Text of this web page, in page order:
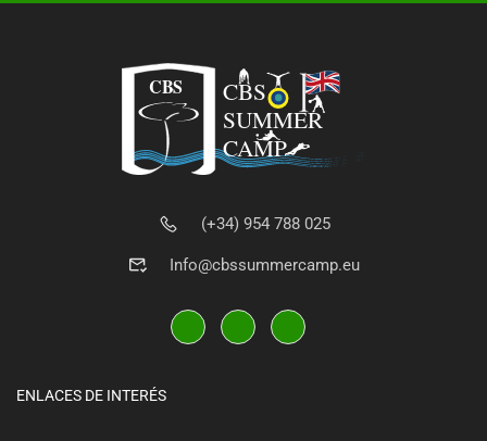
(+34) 954 788 025
Info@cbssummercamp.eu
ENLACES DE INTERÉS